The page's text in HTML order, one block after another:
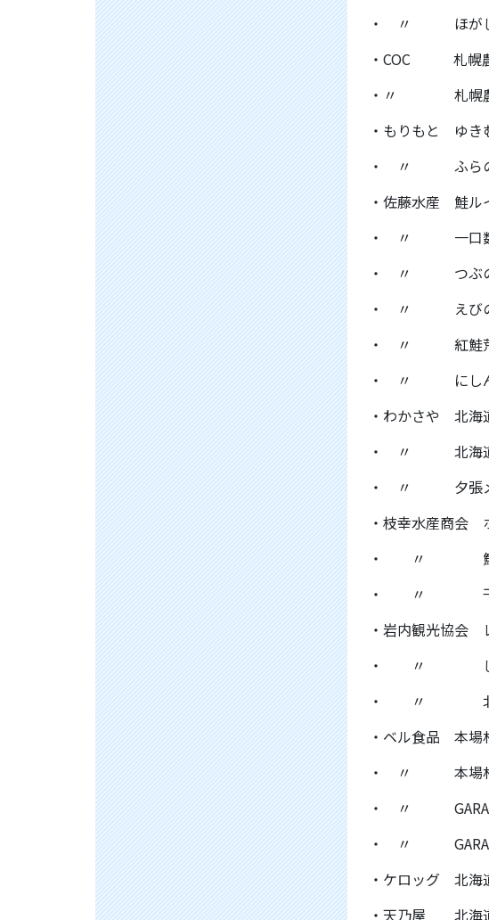
・ 〃 ほがじ
・COC 札幌農
・〃 札幌農
・もりもと ゆ
・ 〃 ふらの
・佐藤水産 鮭ル
・ 〃 一口数
・ 〃 つぶの
・ 〃 えび
・ 〃 紅鮭荒
・ 〃 にしん
・わかさや 北海
・ 〃 北海道
・ 〃 夕張メ
・枝幸水産商会
・ 〃 鮭と
・ 〃 干
・岩内観光協会
・ 〃 じゃ
・ 〃 北海道
・ベル食品 本場
・ 〃 本場札
・ 〃
・ 〃
・ケロッグ 北海
・天乃屋 北海